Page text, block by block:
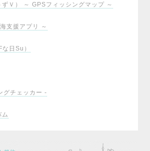
Ｖ） ～ GPSフィッシングマップ ～
支援アプリ ～
日Su）
グチェッカー -
ム